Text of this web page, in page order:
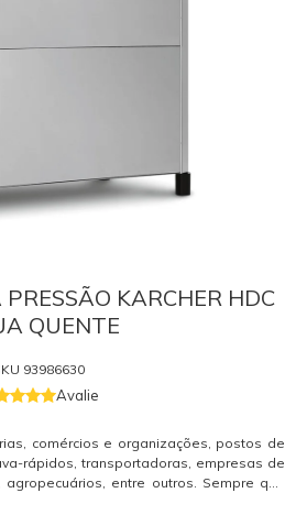
KARCHER HDC
QUENTE
93986630
Avalie
comércios e organizações, postos de
rápidos, transportadoras, empresas de
entre outros. Sempre que
com alta pressão e desinfecção, a